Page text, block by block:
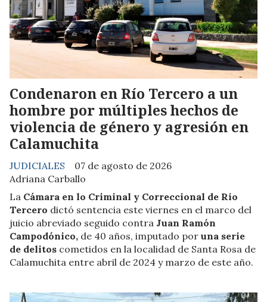
Condenaron en Río Tercero a un
hombre por múltiples hechos de
violencia de género y agresión en
Calamuchita
Adriana Carballo
JUDICIALES 07 de agosto de 2026
La Cámara en lo Criminal y Correccional de Río
Tercero dictó sentencia este viernes en el marco del
juicio abreviado seguido contra Juan Ramón
Campodónico, de 40 años, imputado por una serie
de delitos cometidos en la localidad de Santa Rosa de
Calamuchita entre abril de 2024 y marzo de este año.